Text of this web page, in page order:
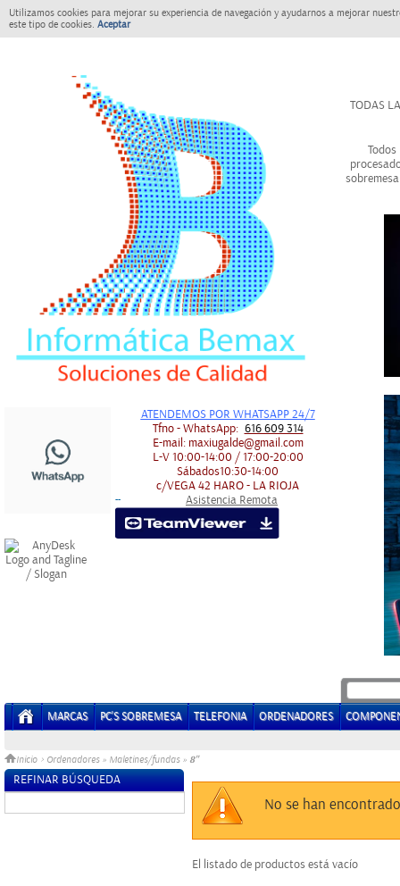
Utilizamos cookies para mejorar su experiencia de navegación y ayudarnos a mejorar
este tipo de cookies. Aceptar
ATENDEMOS POR WHATSAPP 24/7
Tfno - WhatsApp: 616 609 314
E-mail:maxiugalde@gmail.com
L-V10:00-14:00 / 17:00-20:00
Sábados10:30-14:00
c/VEGA 42 HARO - LA RIOJA
-- Asistencia Remota
TODAS
MARCAS PC'S SOBREMESA TELEFONIA ORDENADORES
Inicio > Ordenadores » Maletines/fundas » 8"
REFINAR BÚSQUEDA
No se han
El listado de productos está vacío